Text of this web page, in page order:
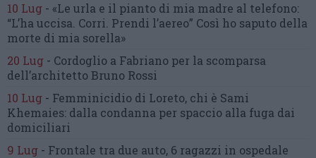
10 Lug - «Le urla e il pianto di mia madre al telefono:
“L’ha uccisa. Corri. Prendi l’aereo” Così ho saputo della
morte di mia sorella»
20 Lug - Cordoglio a Fabriano per la scomparsa
dell’architetto Bruno Rossi
10 Lug - Femminicidio di Loreto, chi è Sami
Khemaies: dalla condanna per spaccio alla fuga dai
domiciliari
9 Lug - Frontale tra due auto, 6 ragazzi in ospedale